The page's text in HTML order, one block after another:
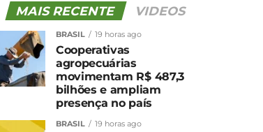
MAIS RECENTE VIDEOS
BRASIL 19 horas ago
Cooperativas
agropecuárias
movimentam R$ 487,3
bilhões e ampliam
presença no país
BRASIL 19 horas ago